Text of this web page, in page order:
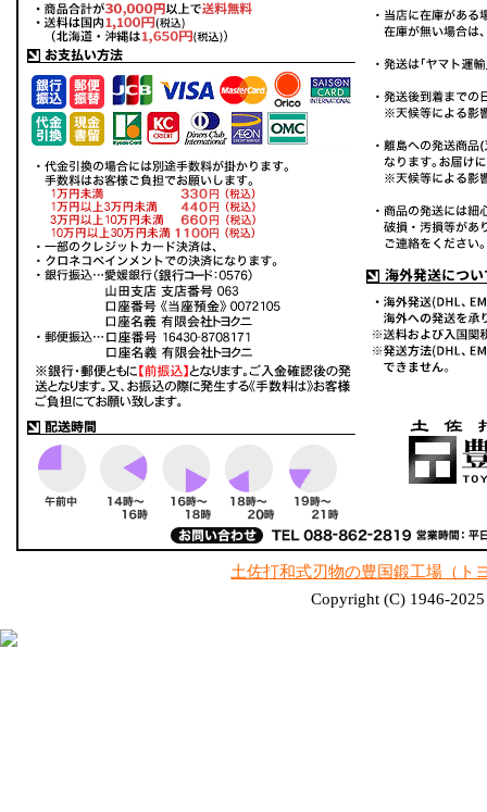
土佐打和式刃物の豊国鍛工場（ト
Copyright (C) 1946-